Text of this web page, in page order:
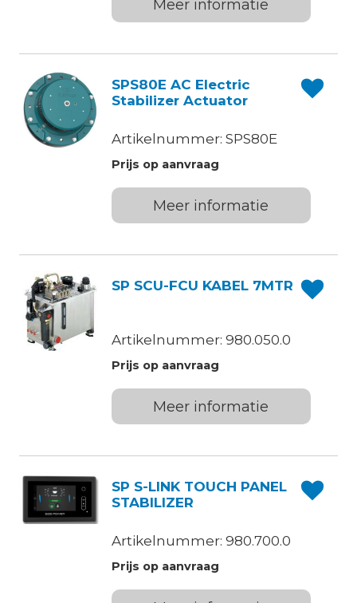
Meer informatie
SPS80E AC Electric
Stabilizer Actuator
Artikelnummer: SPS80E
Prijs op aanvraag
Meer informatie
SP SCU-FCU KABEL 7MTR
Artikelnummer: 980.050.0
Prijs op aanvraag
Meer informatie
SP S-LINK TOUCH PANEL
STABILIZER
Artikelnummer: 980.700.0
Prijs op aanvraag